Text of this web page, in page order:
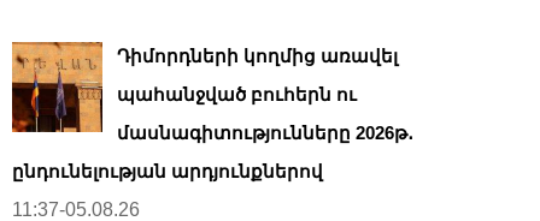
Դիմորդների կողմից առավել
պահանջված բուհերն ու
մասնագիտությունները 2026թ․
ընդունելության արդյունքներով
11:37-05.08.26